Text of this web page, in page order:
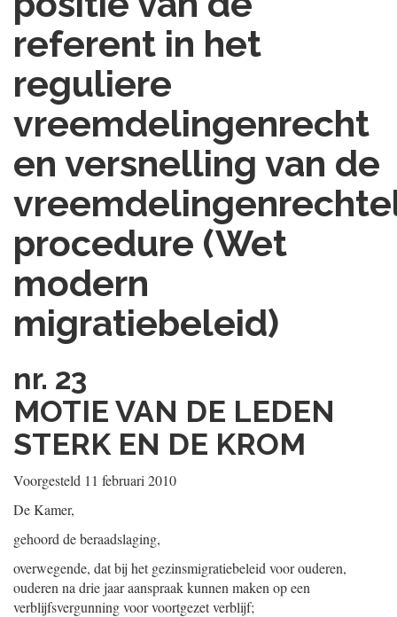
referent in het
reguliere
vreemdelingenrecht
en versnelling van de
procedure (Wet
modern
migratiebeleid)
nr. 23
MOTIE VAN DE LEDEN
STERK EN DE KROM
Voorgesteld 11 februari 2010
De Kamer,
gehoord de beraadslaging,
overwegende, dat bij het gezinsmigratiebeleid voor ouderen,
ouderen na drie jaar aanspraak kunnen maken op een
verblijfsvergunning voor voortgezet verblijf;